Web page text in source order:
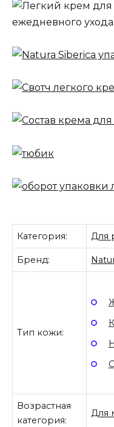
Категория: Для
Бренд:
Тип кожи:
Возрастная
категория:
Для